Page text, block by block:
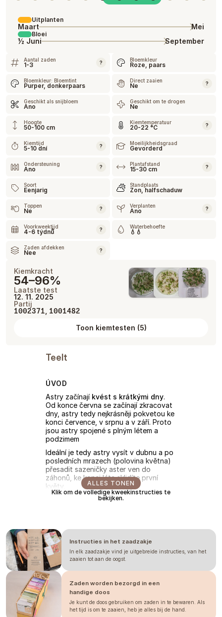
Uitplanten
Maart Mei
Bloei
½ Juni September
Aantal zaden
1-3 ? Bloemkleur
Roze, paars
Bloemkleur: Bloemtint
Purper, donkerpaars
Direct zaaien
Ne ?
Geschikt als snijbloem
Ano
Geschikt om te drogen
Ne
Hoogte
50-100 cm
Kiemtemperatuur
20-22 °C ?
Kiemtijd
5-10 dní ? Moeilijkheidsgraad
Gevorderd
Ondersteuning
Ano ? Plantafstand
15-30 cm ?
Soort
Eenjarig
Standplaats
Zon, halfschaduw
Toppen
Ne ? Verplanten
Ano ?
Voorkweektijd
4-6 týdnů ? Waterbehoefte
💧💧
Zaden afdekken
Nee ?
Kiemkracht
54–96%
Laatste test
12. 11. 2025
Partij
1002371 1001482
Toon kiemtesten (5)
Teelt
ÚVOD
Astry začínají kvést s krátkými dny.
Od konce června se začínají zkracovat
dny, astry tedy nejkrásněji pokvetou ke
konci července, v srpnu a v září. Proto
jsou astry spojené s plným létem a
podzimem
Ideální je tedy astry vysít v dubnu a po
posledních mrazech (polovina května)
přesadit sazeničky aster ven do
záhonů, ke konci léta sklidíte první
květy.
fungovat.
Vysejte
sadbovače. Sejeme na povrch
substrátu
zasypejte vrstvou
vermikulitu. Vermikulit pomůže udržet
dostatečnou vlhkost ke klíčení semen,
ale zároveň propustí světlo, které je u
aster potřebné ke klíčení.
Dokud nevzejdou první klíčky je nutné
ALLES TONEN
Klik om de volledige kweekinstructies te
bekijken.
Instructies in het zaadzakje
In elk zaadzakje vind je uitgebreide instructies, van het
zaaien tot aan de oogst.
Zaden worden bezorgd in een
handige doos
Je kunt de doos gebruiken om zaden in te bewaren. Als
het tijd is om te zaaien, heb je alles bij de hand.